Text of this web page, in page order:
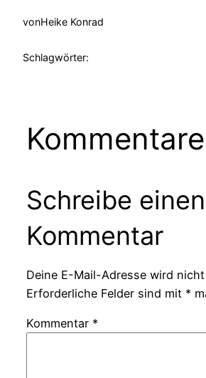
vonHeike Konrad
Schlagwörter:
Kommentare
Schreibe einen
Kommentar
Deine E-Mail-Adresse wird
Erforderliche Felder sind mit *
Kommentar *